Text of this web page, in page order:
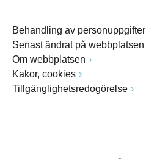
Behandling av personuppgifter
Senast ändrat på webbplatsen
Om webbplatsen
Kakor, cookies
Tillgänglighetsredogörelse